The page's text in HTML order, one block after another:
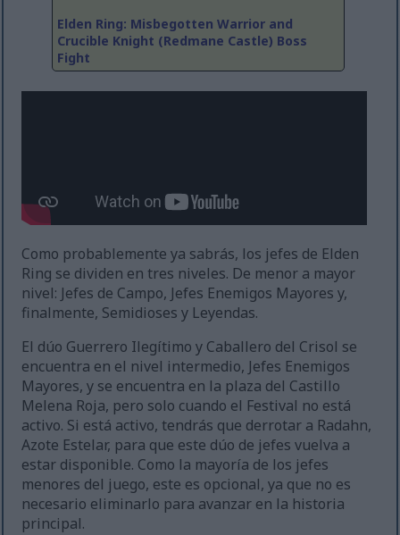
Elden Ring: Misbegotten Warrior and
Crucible Knight (Redmane Castle) Boss
Fight
Como probablemente ya sabrás, los jefes de Elden
Ring se dividen en tres niveles. De menor a mayor
nivel: Jefes de Campo, Jefes Enemigos Mayores y,
finalmente, Semidioses y Leyendas.
El dúo Guerrero Ilegítimo y Caballero del Crisol se
encuentra en el nivel intermedio, Jefes Enemigos
Mayores, y se encuentra en la plaza del Castillo
Melena Roja, pero solo cuando el Festival no está
activo. Si está activo, tendrás que derrotar a Radahn,
Azote Estelar, para que este dúo de jefes vuelva a
estar disponible. Como la mayoría de los jefes
menores del juego, este es opcional, ya que no es
necesario eliminarlo para avanzar en la historia
principal.